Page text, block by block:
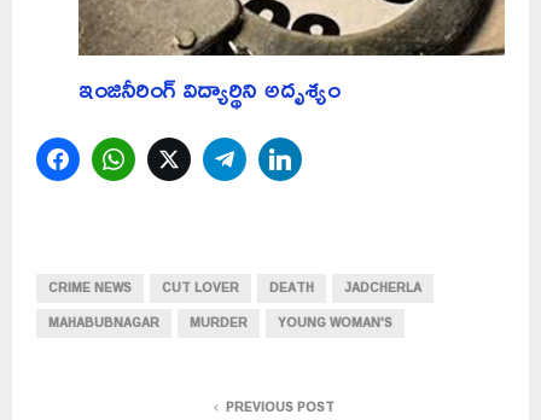
ఇంజినీరింగ్‌ విద్యార్థిని అదృశ్యం
FacebookWhatsAppTwitterTelegram
CRIME NEWS CUT LOVER DEATH
JADCHERLA
MAHABUBNAGAR
MURDER YOUNG WOMAN'S
PREVIOUS POST